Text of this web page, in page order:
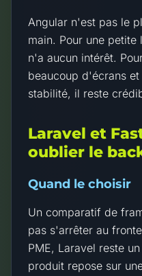
Angular n'est pas le
main. Pour une
n'a aucun intérêt.
beaucoup d'écrans
stabilité, il reste
Laravel et
oublier le
Quand le choisir
Un comparatif de
pas s'arrêter au
PME, Laravel reste
produit repose sur